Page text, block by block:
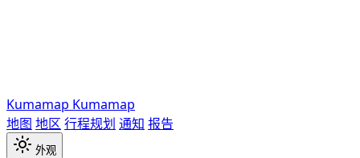
Kumamap Kumamap
地图 地区 行程规划 通知 报告
外观